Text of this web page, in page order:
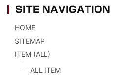
*NEW RELEASE (最新約3ヶ月)
2024.6.9
ジャーニー / 1979年5月8+9日 ...
SITE NAVIGATION
HOME
SITEMAP
ITEM (ALL)
ALL ITEM